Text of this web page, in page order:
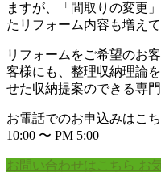
ますが、「間取りの変更
たリフォーム内容も増えて
リフォームをご希望のお
客様にも、整理収納理論
せた収納提案のできる専
お電話でのお申込みはこち
10:00 〜 PM 5:00
お問い合わせはこちら お